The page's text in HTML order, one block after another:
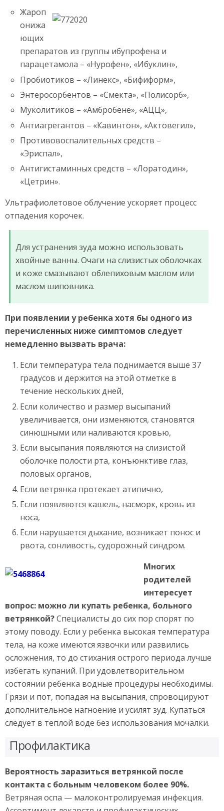
Жароп
онижа
ющих
препаратов из группы ибупрофена и
парацетамола – «Нурофен», «Ибуклин»,
Пробиотиков – «Линекс», «Бифиформ»,
Энтеросорбентов – «Смекта», «Полисорб»,
Муколитиков – «Амбробене», «АЦЦ»,
Антиагрегантов – «Кавинтон», «Актовегил»,
Противовоспалительных средств –
«Эриспал»,
Антигистаминных средств – «Лоратодин»,
«Цетрин».
Ультрафиолетовое облучение ускоряет процесс
отпадения корочек.
Для устранения зуда можно использовать
хвойные ванны. Очаги на слизистых оболочках
и коже смазывают облепиховым маслом или
маслом шиповника.
При появлении у ребенка хотя бы одного из
перечисленных ниже симптомов следует
немедленно вызвать врача:
Если температура тела поднимается выше 37
градусов и держится на этой отметке в
течение нескольких дней,
Если количество и размер высыпаний
увеличивается, они изменяются, становятся
синюшными или наливаются кровью,
Если высыпания появляются на слизистой
оболочке полости рта, конъюнктиве глаз,
половых органов,
Если ветрянка протекает атипично,
Если появляются кашель, насморк, кровь из
носа,
Если нарушается дыхание, возникает понос и
рвота, сонливость, судорожный синдром.
Многих
родителей
интересует
вопрос: можно ли купать ребенка, больного
ветрянкой?Специалисты до сих пор спорят по
этому поводу. Если у ребенка высокая температура
тела, на коже имеются язвочки или развились
осложнения, то до стихания острого периода лучше
избегать купаний. При удовлетворительном
состоянии ребенка водные процедуры необходимы.
Грязи и пот, попадая на высыпания, спровоцируют
дополнительное нагноение и усилят зуд. Купаться
следует в теплой воде без использования мочалки.
Профилактика
Вероятность заразиться ветрянкой после
контакта с больным человеком более 90%.
Ветряная оспа — малоконтролируемая инфекция.